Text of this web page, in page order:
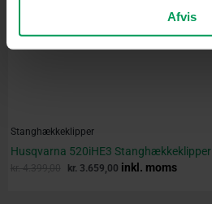
Afvis
Stanghækkeklipper
Husqvarna 520iHE3 Stanghækkeklipper
kr. 3.659,00 inkl. moms